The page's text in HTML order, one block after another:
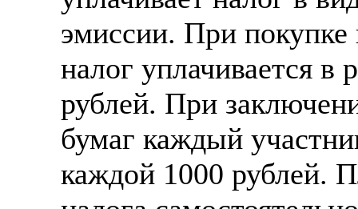
эмиссии. При покупке
налог уплачивается в
рублей. При
бумаг каждый
каждой 1000 рублей.